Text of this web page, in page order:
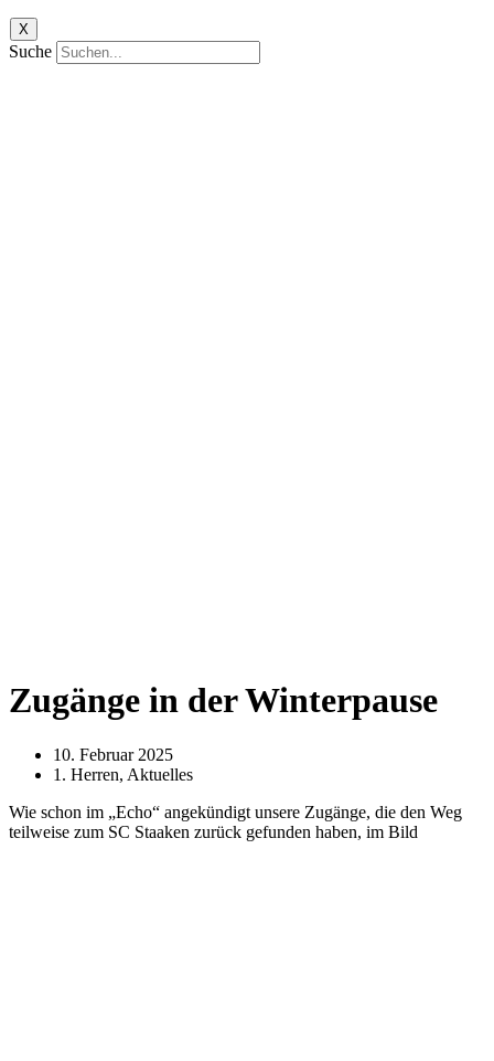
X
Suche
Zugänge in der Winterpause
10. Februar 2025
1. Herren, Aktuelles
Wie schon im „Echo“ angekündigt unsere Zugänge, die den Weg
teilweise zum SC Staaken zurück gefunden haben, im Bild